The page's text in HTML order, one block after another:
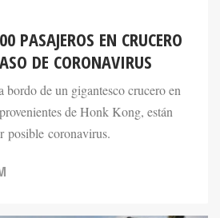
PASAJEROS EN CRUCERO
DE CORONAVIRUS
bordo de un gigantesco crucero en
de Honk Kong, están
posible coronavirus.